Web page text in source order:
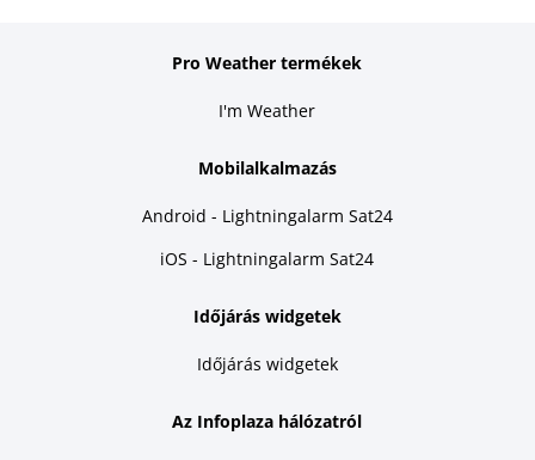
Pro Weather termékek
I'm Weather
Mobilalkalmazás
Android - Lightningalarm Sat24
iOS - Lightningalarm Sat24
Időjárás widgetek
Időjárás widgetek
Az Infoplaza hálózatról